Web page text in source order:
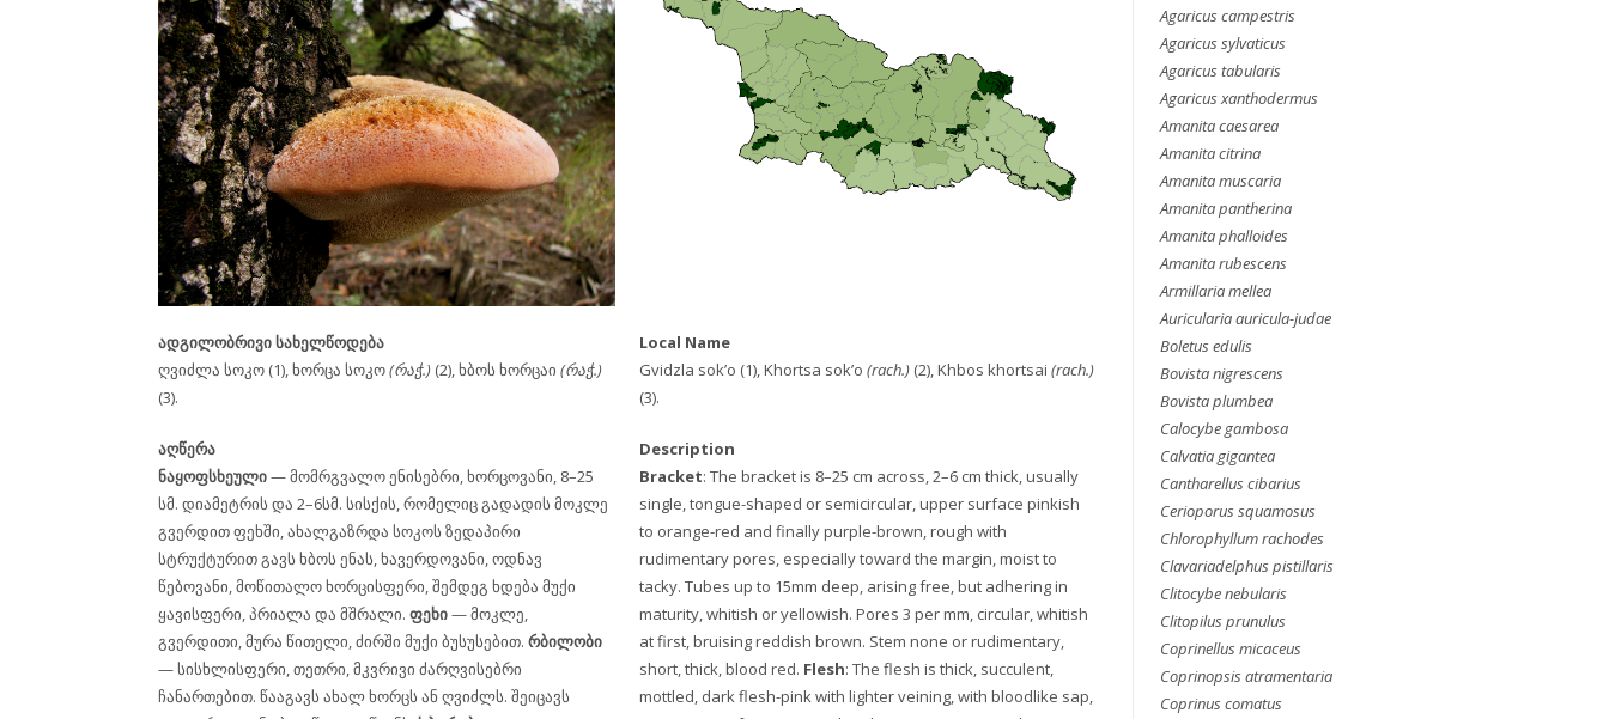
ადგილობრივი სახელწოდება
ღვიძლა სოკო (1), ხორცა სოკო(რაჭ.) (2), ხბოს ხორცაი (რაჭ.)
(3).
აღწერა
ნაყოფსხეული— მომრგვალო ენისებრი, ხორცოვანი, 8–25
სმ. დიამეტრის და 2–6სმ. სისქის, რომელიც გადადის მოკლე
გვერდით ფეხში, ახალგაზრდა სოკოს ზედაპირი
სტრუქტურით გავს ხბოს ენას, ხავერდოვანი, ოდნავ
წებოვანი, მოწითალო ხორცისფერი, შემდეგ ხდება მუქი
ყავისფერი, პრიალა და მშრალი. ფეხი— მოკლე,
გვერდითი, მურა წითელი, ძირში მუქი ბუსუსებით. რბილობი
— სისხლისფერი, თეთრი, მკვრივი ძარღვისებრი
ჩანართებით. წააგავს ახალ ხორცს ან ღვიძლს. შეიცავს
Local Name
Gvidzla sok’o (1), Khortsa sok’o (rach.)(2), Khbos khortsai (rach.)
(3).
Description
Bracket: The bracket is 8–25 cm across, 2–6 cm thick, usually
single, tongue-shaped or semicircular, upper surface pinkish
to orange-red and finally purple-brown, rough with
rudimentary pores, especially toward the margin, moist to
tacky. Tubes up to 15mm deep, arising free, but adhering in
maturity, whitish or yellowish. Pores 3 per mm, circular, whitish
at first, bruising reddish brown. Stem none or rudimentary,
short, thick, blood red. Flesh: The flesh is thick, succulent,
mottled, dark flesh-pink with lighter veining, with bloodlike sap,
Agaricus campestris
Agaricus sylvaticus
Agaricus tabularis
Agaricus xanthodermus
Amanita caesarea
Amanita citrina
Amanita muscaria
Amanita pantherina
Amanita phalloides
Amanita rubescens
Armillaria mellea
Auricularia auricula-judae
Boletus edulis
Bovista nigrescens
Bovista plumbea
Calocybe gambosa
Calvatia gigantea
Cantharellus cibarius
Cerioporus squamosus
Chlorophyllum rachodes
Clavariadelphus pistillaris
Clitocybe nebularis
Clitopilus prunulus
Coprinellus micaceus
Coprinopsis atramentaria
Coprinus comatus